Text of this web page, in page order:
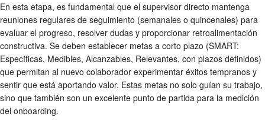
En esta etapa, es fundamental que el supervisor directo mantenga
reuniones regulares de seguimiento (semanales o quincenales) para
evaluar el progreso, resolver dudas y proporcionar retroalimentación
constructiva. Se deben establecer metas a corto plazo (SMART:
Específicas, Medibles, Alcanzables, Relevantes, con plazos definidos)
que permitan al nuevo colaborador experimentar éxitos tempranos y
sentir que está aportando valor. Estas metas no solo guían su trabajo,
sino que también son un excelente punto de partida para la medición
del onboarding.